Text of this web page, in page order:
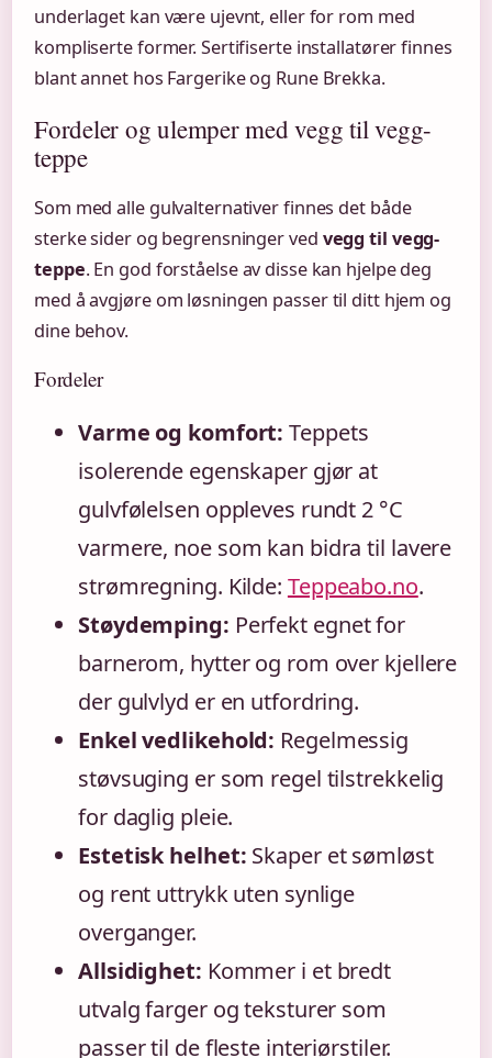
underlaget kan være ujevnt, eller for rom med
kompliserte former. Sertifiserte installatører finnes
blant annet hos Fargerike og Rune Brekka.
Fordeler og ulemper med vegg til vegg-
teppe
Som med alle gulvalternativer finnes det både
sterke sider og begrensninger ved vegg til vegg-
teppe. En god forståelse av disse kan hjelpe deg
med å avgjøre om løsningen passer til ditt hjem og
dine behov.
Fordeler
Varme og komfort: Teppets
isolerende egenskaper gjør at
gulvfølelsen oppleves rundt 2 °C
varmere, noe som kan bidra til lavere
strømregning. Kilde: Teppeabo.no.
Støydemping: Perfekt egnet for
barnerom, hytter og rom over kjellere
der gulvlyd er en utfordring.
Enkel vedlikehold: Regelmessig
støvsuging er som regel tilstrekkelig
for daglig pleie.
Estetisk helhet: Skaper et sømløst
og rent uttrykk uten synlige
overganger.
Allsidighet: Kommer i et bredt
utvalg farger og teksturer som
passer til de fleste interiørstiler.